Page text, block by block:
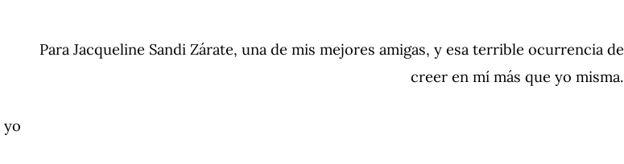
Para Jacqueline Sandi Zárate, una de mis mejores amigas, y esa terrible ocurrencia de
creer en mí más que yo misma.
yo